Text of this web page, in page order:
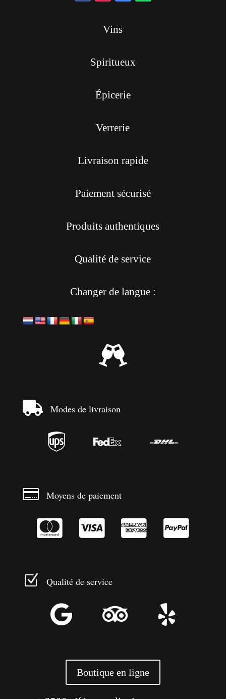
Vins
Spiritueux
Épicerie
Verrerie
Livraison rapide
Paiement sécurisé
Produits authentiques
Qualité de service
Changer de langue :

 Modes de livraison
  
 Moyens de paiement
   
Z Qualité de service
  
Boutique en ligne